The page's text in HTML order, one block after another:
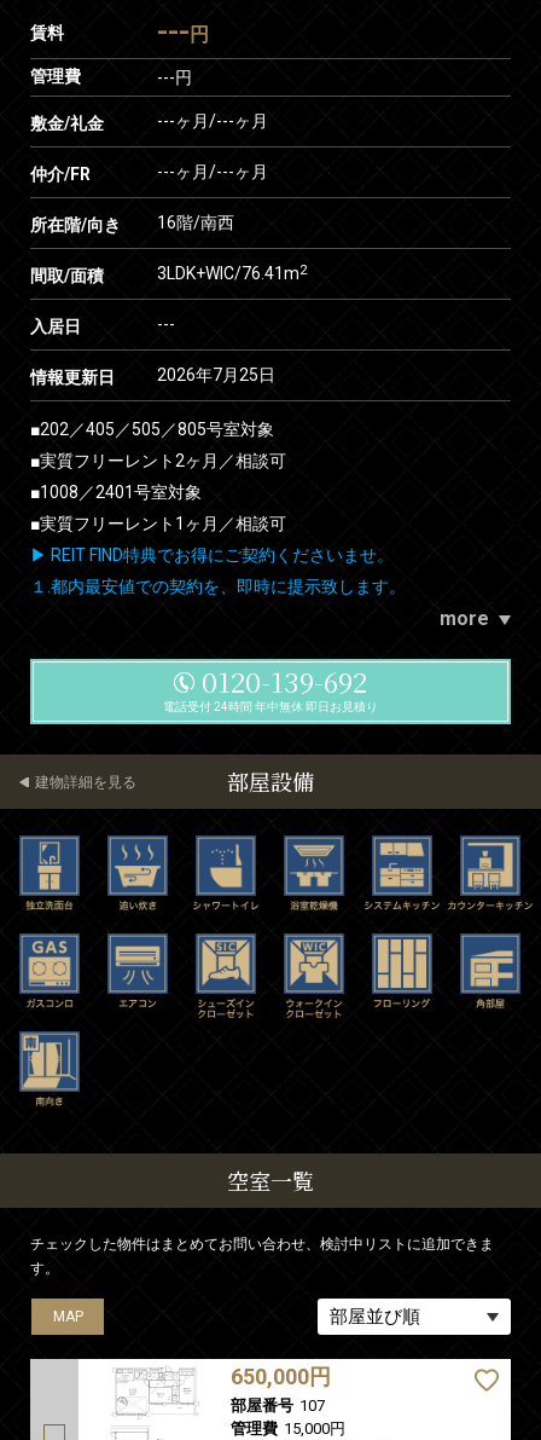
賃料 --- 円
管理費 ---円
敷金/礼金 ---ヶ月/---ヶ月
仲介/FR ---ヶ月/---ヶ月
所在階/向き 16階/南西
間取/面積 3LDK+WIC/76.41m2
入居日 ---
情報更新日 2026年7月25日
■202／405／505／805号室対象
■実質フリーレント2ヶ月／相談可
■1008／2401号室対象
■実質フリーレント1ヶ月／相談可
▶ REIT FIND特典でお得にご契約くださいませ。
１.都内最安値での契約を、即時に提示致します。
more
0120-139-692
電話受付 24時間 年中無休 即日お見積り
部屋設備
建物詳細を見る
空室一覧
チェックした物件はまとめてお問い合わせ、検討中リストに追加できま
す。
MAP
650,000円
部屋番号 107
管理費 15,000円
MAP
MAP
MAP
MAP